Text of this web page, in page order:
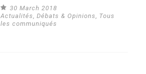
30 March 2018
Actualités ,Débats & Opinions
Tous
les communiqués